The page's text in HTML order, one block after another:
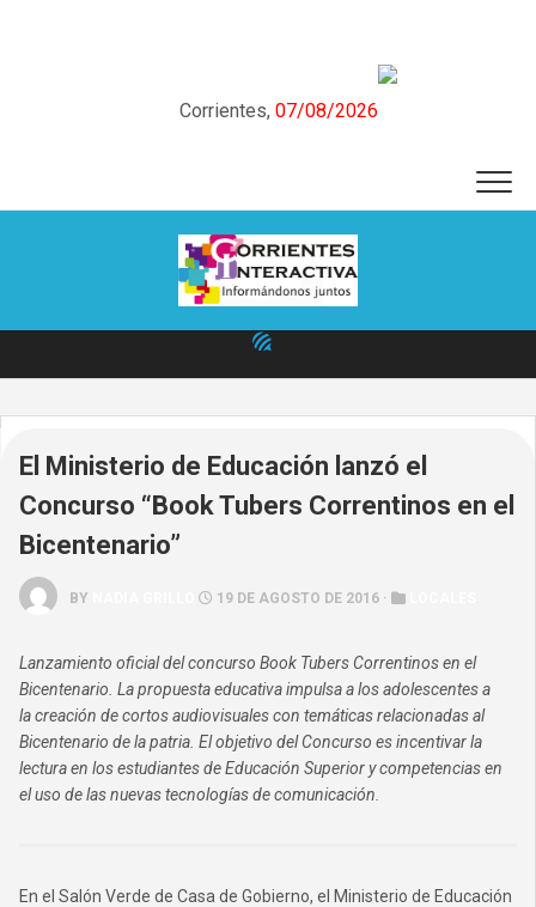
Corrientes, 07/08/2026
El Ministerio de Educación lanzó el
Concurso “Book Tubers Correntinos en el
Bicentenario”
BY 19 DE AGOSTO DE 2016 ·
Lanzamiento oficial del concurso Book Tubers Correntinos en el
Bicentenario. La propuesta educativa impulsa a los adolescentes a
la creación de cortos audiovisuales con temáticas relacionadas al
Bicentenario de la patria. El objetivo del Concurso es incentivar la
lectura en los estudiantes de Educación Superior y competencias en
el uso de las nuevas tecnologías de comunicación.
En el Salón Verde de Casa de Gobierno, el Ministerio de Educación